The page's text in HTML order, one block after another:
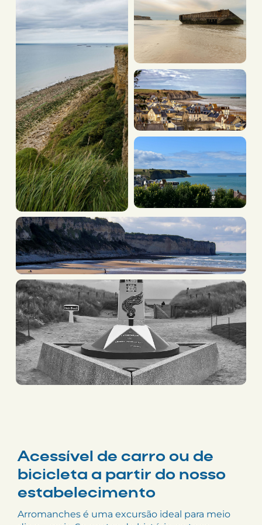
Acessível de carro ou de
bicicleta a partir do nosso
estabelecimento
Arromanches é uma excursão ideal para meio